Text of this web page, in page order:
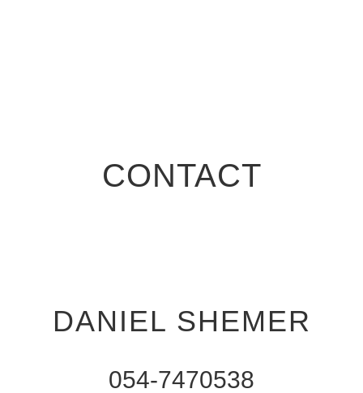
CONTACT
DANIEL SHEMER
054-7470538